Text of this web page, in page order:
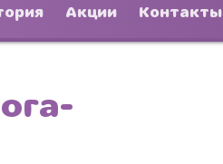
Акции Контакты